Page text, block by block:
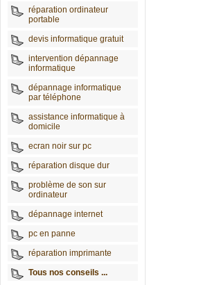
réparation ordinateur
portable
devis informatique gratuit
intervention dépannage
informatique
dépannage informatique
par téléphone
assistance informatique à
domicile
ecran noir sur pc
réparation disque dur
problème de son sur
ordinateur
dépannage internet
pc en panne
réparation imprimante
Tous nos conseils ...